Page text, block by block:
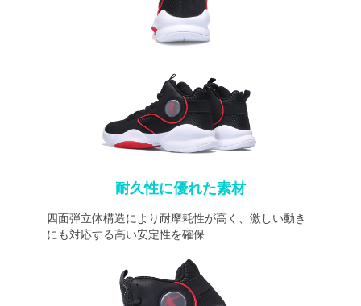
耐久性に優れた素材
四面弾立体構造により耐摩耗性が高く、激しい動き
にも対応する高い安定性を確保